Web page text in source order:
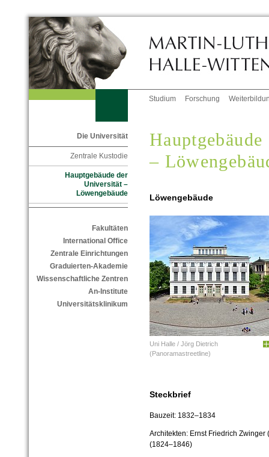
Studium Forschung
Die Universität
Zentrale Kustodie
Hauptgebäude der
Universität –
Löwengebäude
Fakultäten
International Office
Zentrale Einrichtungen
Graduierten-Akademie
Wissenschaftliche Zentren
An-Institute
Universitätsklinikum
–
Löwengebäude
Uni Halle / Jörg Dietrich
(Panoramastreetline)
Steckbrief
Bauzeit: 1832–1834
Architekten: Ernst Friedrich
(1824–1846)